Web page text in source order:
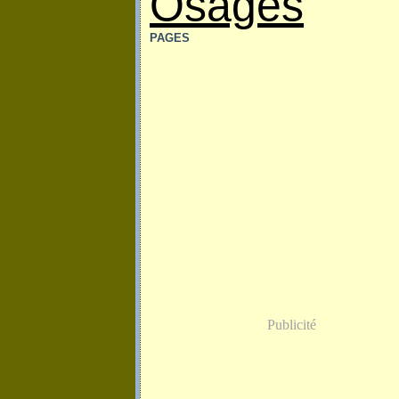
PAGES
Publicité